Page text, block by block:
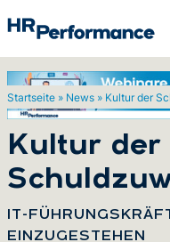
Startseite » News » Kultur der
Kultur der
IT-
EINZUGESTEHEN